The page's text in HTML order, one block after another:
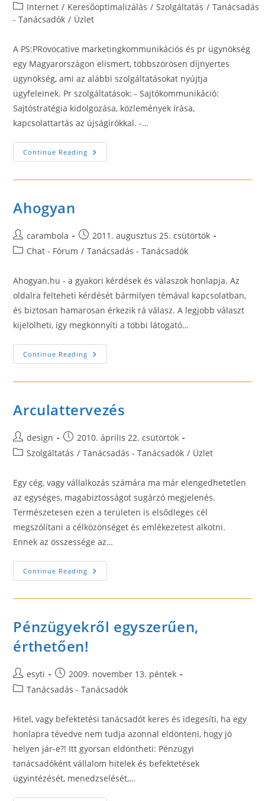
author: published:
Post
category:
Internet / Keresőoptimalizálás / Szolgáltatás / Tanácsadás
- Tanácsadók / Üzlet
A PS:PRovocative marketingkommunikációs és pr ügynökség
egy Magyarországon elismert, többszörösen díjnyertes
ügynökség, ami az alábbi szolgáltatásokat nyújtja
ügyfeleinek. Pr szolgáltatások: - Sajtókommunikáció:
Sajtóstratégia kidolgozása, közlemények írása,
kapcsolattartás az újságírókkal. -…
Continue Reading PS:PRovocative
PR
Ahogyan
Post
author:
carambola
Post
published:
2011. augusztus 25. csütörtök
PostChat - Fórum / Tanácsadás - Tanácsadók
Ahogyan.hu - a gyakori kérdések és válaszok honlapja. Az
oldalra felteheti kérdését bármilyen témával kapcsolatban,
és biztosan hamarosan érkezik rá válasz. A legjobb választ
kijelölheti, így megkönnyíti a többi látogató…
Continue Reading Ahogyan
Arculattervezés
Post
author:
design
Post
published:
2010. április 22. csütörtök
PostSzolgáltatás / Tanácsadás - Tanácsadók / Üzlet
Egy cég, vagy vállalkozás számára ma már elengedhetetlen
az egységes, magabiztosságot sugárzó megjelenés.
Természetesen ezen a területen is elsődleges cél
megszólítani a célközönséget és emlékezetest alkotni.
Ennek az összessége az…
Continue Reading Arculattervezés
Pénzügyekről egyszerűen,
érthetően!
Post
author:
esyti
Post
published:
2009. november 13. péntek
PostTanácsadás - Tanácsadók
Hitel, vagy befektetési tanácsadót keres és idegesíti, ha egy
honlapra tévedve nem tudja azonnal eldönteni, hogy jó
helyen jár-e?! Itt gyorsan eldöntheti: Pénzügyi
tanácsadóként vállalom hitelek és befektetések
ügyintézését, menedzselését,…